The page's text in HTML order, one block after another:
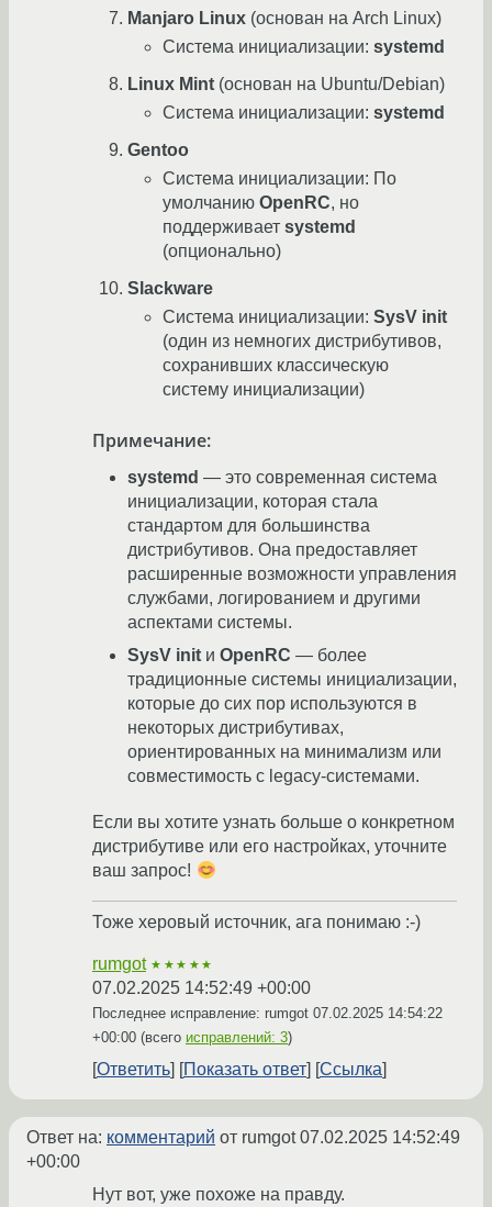
Manjaro Linux (основан на Arch Linux)
Система инициализации: systemd
Linux Mint (основан на Ubuntu/Debian)
Система инициализации: systemd
Gentoo
Система инициализации: По
умолчанию OpenRC, но
поддерживает systemd
(опционально)
Slackware
Система инициализации: SysV init
(один из немногих дистрибутивов,
сохранивших классическую
систему инициализации)
Примечание:
systemd — это современная система
инициализации, которая стала
стандартом для большинства
дистрибутивов. Она предоставляет
расширенные возможности управления
службами, логированием и другими
аспектами системы.
SysV init и OpenRC — более
традиционные системы инициализации,
которые до сих пор используются в
некоторых дистрибутивах,
ориентированных на минимализм или
совместимость с legacy-системами.
Если вы хотите узнать больше о конкретном
дистрибутиве или его настройках, уточните
ваш запрос!
Тоже херовый источник, ага понимаю :-)
rumgot ★★★★★
07.02.2025 14:52:49 +00:00
Последнее исправление: rumgot 07.02.2025 14:54:22
+00:00 (всего исправлений: 3)
Ответить Показать ответ Ссылка
Ответ на: комментарий от rumgot07.02.2025 14:52:49
+00:00
Нут вот, уже похоже на правду.